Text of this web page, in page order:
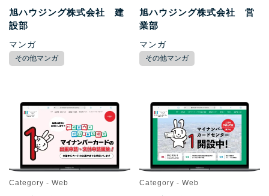
旭ハウジング株式会社 建
設部
マンガ
その他マンガ
旭ハウジング株式会社 営
業部
マンガ
その他マンガ
Category - Web Category - Web